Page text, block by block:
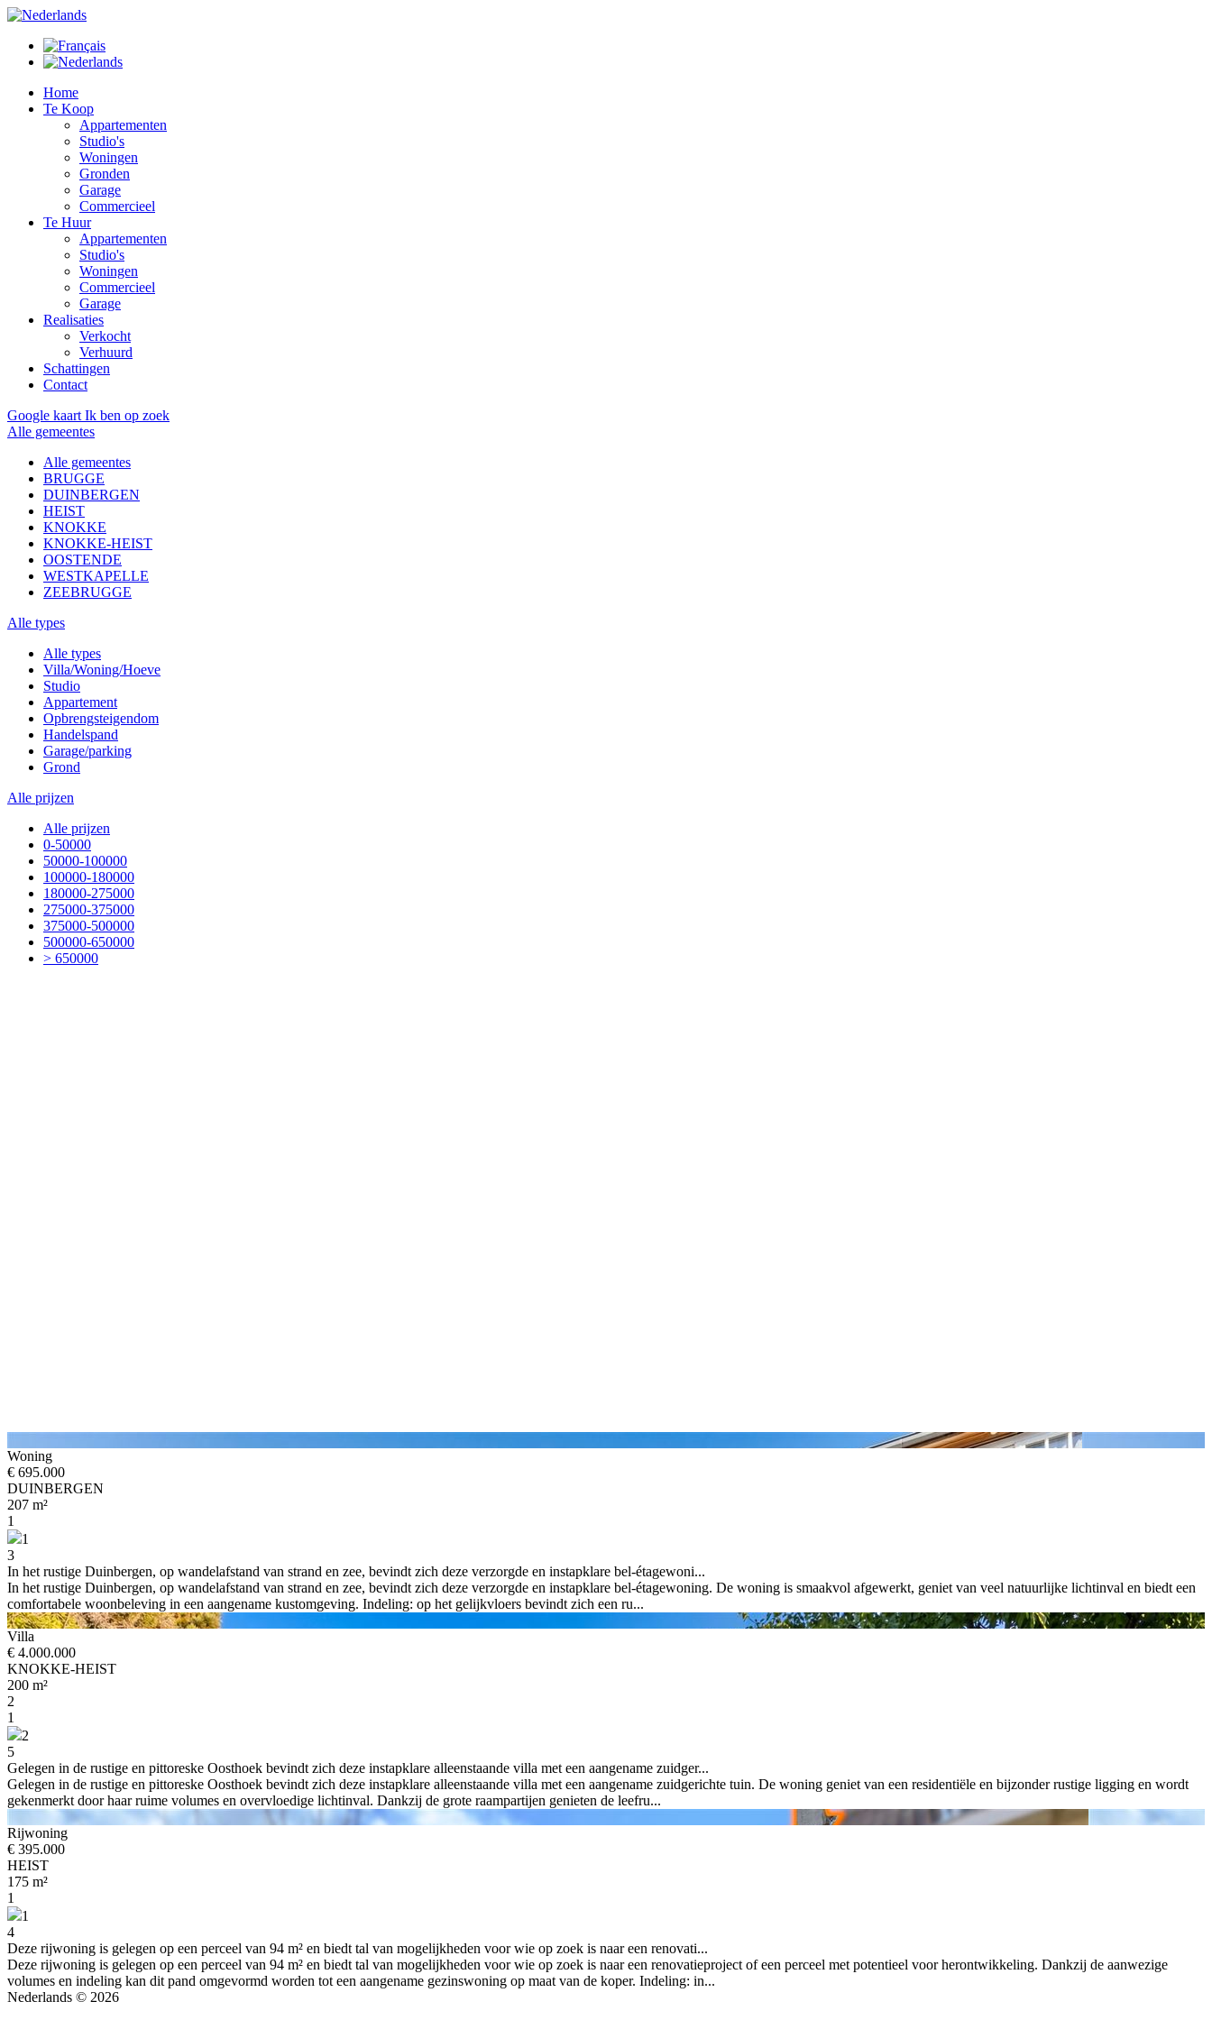
Home
Te Koop
Appartementen
Studio's
Woningen
Gronden
Garage
Commercieel
Te Huur
Appartementen
Studio's
Woningen
Commercieel
Garage
Realisaties
Verkocht
Verhuurd
Schattingen
Contact
Google kaart Ik ben op zoek
Alle gemeentes
Alle gemeentes
BRUGGE
DUINBERGEN
HEIST
KNOKKE
KNOKKE-HEIST
OOSTENDE
WESTKAPELLE
ZEEBRUGGE
Alle types
Alle types
Villa/Woning/Hoeve
Studio
Appartement
Opbrengsteigendom
Handelspand
Garage/parking
Grond
Alle prijzen
Alle prijzen
0-50000
50000-100000
100000-180000
180000-275000
275000-375000
375000-500000
500000-650000
> 650000
Woning
€ 695.000
DUINBERGEN
207 m²
1
1
3
In het rustige Duinbergen, op wandelafstand van strand en zee, bevindt zich deze verzorgde en instapklare bel-étagewoni...
In het rustige Duinbergen, op wandelafstand van strand en zee, bevindt zich deze verzorgde en instapklare bel-étagewoning. De woning is smaakvol afgewerkt, geniet van veel natuurlijke lichtinval en biedt een
comfortabele woonbeleving in een aangename kustomgeving. Indeling: op het gelijkvloers bevindt zich een ru...
Villa
€ 4.000.000
KNOKKE-HEIST
200 m²
2
1
2
5
Gelegen in de rustige en pittoreske Oosthoek bevindt zich deze instapklare alleenstaande villa met een aangename zuidger...
Gelegen in de rustige en pittoreske Oosthoek bevindt zich deze instapklare alleenstaande villa met een aangename zuidgerichte tuin. De woning geniet van een residentiële en bijzonder rustige ligging en wordt
gekenmerkt door haar ruime volumes en overvloedige lichtinval. Dankzij de grote raampartijen genieten de leefru...
Rijwoning
€ 395.000
HEIST
175 m²
1
1
4
Deze rijwoning is gelegen op een perceel van 94 m² en biedt tal van mogelijkheden voor wie op zoek is naar een renovati...
Deze rijwoning is gelegen op een perceel van 94 m² en biedt tal van mogelijkheden voor wie op zoek is naar een renovatieproject of een perceel met potentieel voor herontwikkeling. Dankzij de aanwezige
volumes en indeling kan dit pand omgevormd worden tot een aangename gezinswoning op maat van de koper. Indeling: in...
Nederlands © 2026